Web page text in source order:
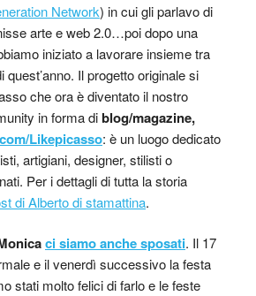
Network) in cui gli parlavo di
arte e web 2.0…poi dopo una
iniziato a lavorare insieme tra
quest’anno. Il progetto originale si
che ora è diventato il nostro
in forma diblog/magazine,
Likepicasso: è un luogo dedicato
artigiani, designer, stilisti o
Per i dettagli di tutta la storia
di Alberto di stamattina.
ci siamo anche sposati. Il 17
e il venerdì successivo la festa
stati molto felici di farlo e le feste